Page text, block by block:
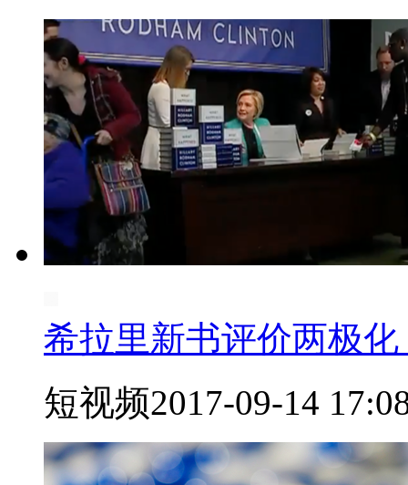
希拉里新书评价两极
短视频2017-09-14